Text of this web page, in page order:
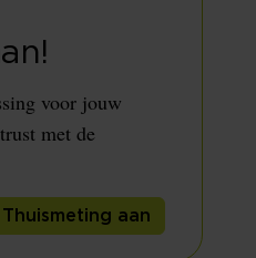
voor jouw
met de
aan